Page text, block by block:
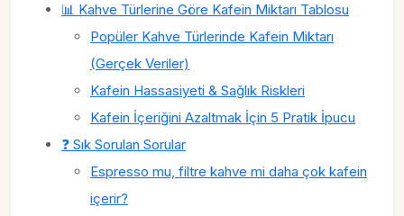
📊 Kahve Türlerine Göre Kafein Miktarı Tablosu
Popüler Kahve Türlerinde Kafein Miktarı
(Gerçek Veriler)
Kafein Hassasiyeti & Sağlık Riskleri
Kafein İçeriğini Azaltmak İçin 5 Pratik İpucu
❓ Sık Sorulan Sorular
Espresso mu, filtre kahve mi daha çok kafein
içerir?